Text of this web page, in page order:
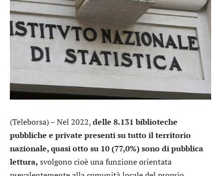
(Teleborsa) – Nel 2022,delle 8.131 biblioteche
pubbliche e private presenti su tutto il territorio
nazionale, quasi otto su 10 (77,0%) sono di pubblica
lettura, svolgono cioè una funzione orientata